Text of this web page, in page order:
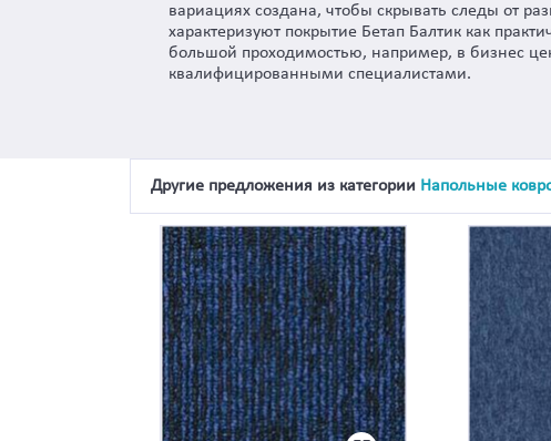
вариациях создана, чтобы скрывать следы от
характеризуют покрытие Бетап Балтик как
большой проходимостью, например, в бизнес
квалифицированными специалистами.
Другие предложения из категории Напольные